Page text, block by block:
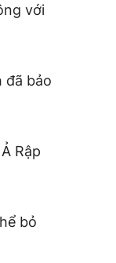
với
đã bảo
Rập
bỏ